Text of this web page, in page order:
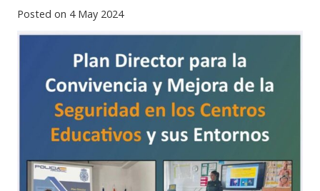
Posted on 4 May 2024